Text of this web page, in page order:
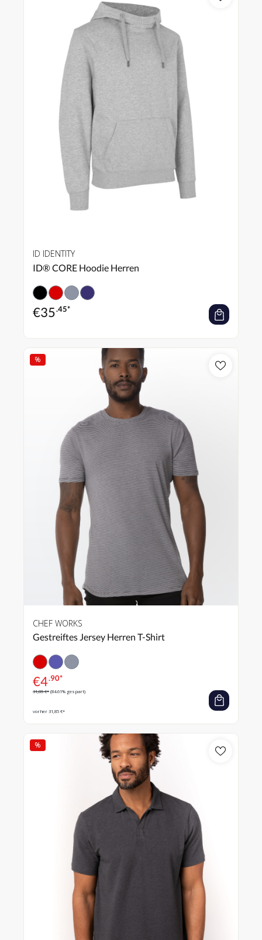
ID IDENTITY
ID® CORE Hoodie Herren
€35.45*
%
CHEF WORKS
Gestreiftes Jersey Herren T-Shirt
€4.90*
31,85 €* (84.61% gespart)
vorher 31,85 €*
%